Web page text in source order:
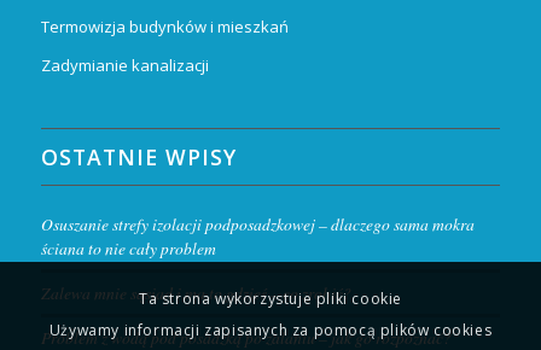
Termowizja budynków i mieszkań
Zadymianie kanalizacji
OSTATNIE WPISY
Osuszanie strefy izolacji podposadzkowej – dlaczego sama mokra
ściana to nie cały problem
Zalewa mnie sąsiad i ma to gdzieś – co zrobić?
Problem z wodą pod posadzką po zalaniu – jak go rozpoznać?
Ta strona wykorzystuje pliki cookie
Używamy informacji zapisanych za pomocą plików cookies